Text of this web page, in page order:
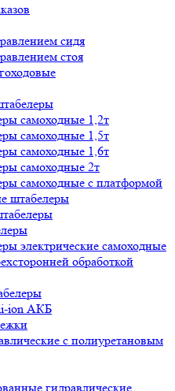
сидя
стоя
самоходные 1,2т
самоходные 1,5т
самоходные 1,6т
самоходные 2т
самоходные с платформой
штабелеры
электрические самоходные
обработкой
ion АКБ
с полиуретановым
гидравлические